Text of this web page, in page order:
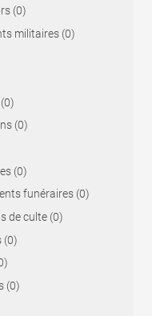
(0)
militaires (0)
(0)
(0)
funéraires (0)
de culte (0)
(0)
(0)